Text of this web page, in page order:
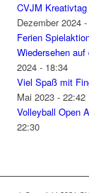
CVJM
Dezember 2024
Ferien
Wiedersehen
2024 - 18:34
Viel Spaß mit
Mai 2023 - 22:42
Volleyball Open
22:30